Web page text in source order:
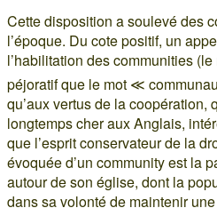
Cette disposition a soulevé des
l’époque. Du cote positif, un
l’habilitation des communities
péjoratif que le mot ≪
qu’aux vertus de la
longtemps cher aux Anglais,
que l’esprit conservateur de la
évoquée d’un community est la
autour de son église, dont la
dans sa volonté de maintenir